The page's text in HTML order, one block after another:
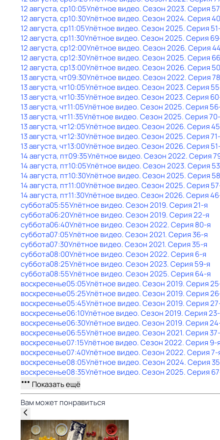
12 августа, ср10:05Улётное видео. Сезон 2023. Серия
12 августа, ср10:30Улётное видео. Сезон 2024. Серия
12 августа, ср11:05Улётное видео. Сезон 2025. Серия
12 августа, ср11:30Улётное видео. Сезон 2025. Серия
12 августа, ср12:00Улётное видео. Сезон 2026. Серия
12 августа, ср12:30Улётное видео. Сезон 2025. Серия
12 августа, ср13:00Улётное видео. Сезон 2026. Серия
13 августа, чт09:30Улётное видео. Сезон 2022. Серия
13 августа, чт10:05Улётное видео. Сезон 2023. Серия
13 августа, чт10:35Улётное видео. Сезон 2023. Серия
13 августа, чт11:05Улётное видео. Сезон 2025. Серия
13 августа, чт11:35Улётное видео. Сезон 2025. Серия
13 августа, чт12:05Улётное видео. Сезон 2026. Серия
13 августа, чт12:30Улётное видео. Сезон 2025. Серия
13 августа, чт13:00Улётное видео. Сезон 2026. Серия
14 августа, пт09:35Улётное видео. Сезон 2022. Серия
14 августа, пт10:05Улётное видео. Сезон 2023. Серия
14 августа, пт10:30Улётное видео. Сезон 2025. Серия
14 августа, пт11:00Улётное видео. Сезон 2025. Серия
14 августа, пт11:30Улётное видео. Сезон 2026. Серия
суббота05:55Улётное видео. Сезон 2019. Серия 21-я
суббота06:20Улётное видео. Сезон 2019. Серия 22-я
суббота06:40Улётное видео. Сезон 2022. Серия 80-я
суббота07:05Улётное видео. Сезон 2021. Серия 36-я
суббота07:30Улётное видео. Сезон 2021. Серия 35-я
суббота08:00Улётное видео. Сезон 2022. Серия 6-я
суббота08:25Улётное видео. Сезон 2023. Серия 59-я
суббота08:55Улётное видео. Сезон 2025. Серия 64-я
воскресенье05:05Улётное видео. Сезон 2019. Серия
воскресенье05:25Улётное видео. Сезон 2019. Серия
воскресенье05:45Улётное видео. Сезон 2019. Серия
воскресенье06:10Улётное видео. Сезон 2019. Серия
воскресенье06:30Улётное видео. Сезон 2019. Серия
воскресенье06:55Улётное видео. Сезон 2021. Серия
воскресенье07:15Улётное видео. Сезон 2022. Серия 9-
воскресенье07:40Улётное видео. Сезон 2022. Серия 7-
воскресенье08:05Улётное видео. Сезон 2024. Серия
воскресенье08:35Улётное видео. Сезон 2025. Серия
Показать ещё
Вам может понравиться